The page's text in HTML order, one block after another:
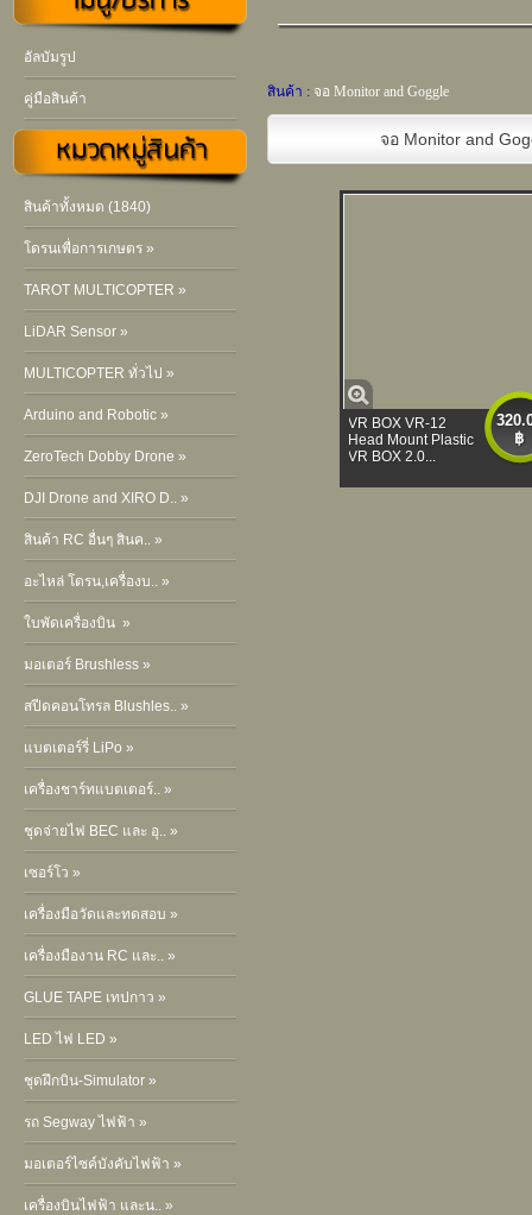
อัลบัมรูป
คู่มือสินค้า
สินค้าทั้งหมด (1840)
โดรนเพื่อการเกษตร »
TAROT MULTICOPTER »
LiDAR Sensor »
MULTICOPTER ทั่วไป »
Arduino and Robotic »
ZeroTech Dobby Drone »
DJI Drone and XIRO D.. »
สินค้า RC อื่นๆ สินค.. »
อะไหล่ โดรน,เครื่องบ.. »
ใบพัดเครื่องบิน »
มอเตอร์ Brushless »
สปีดคอนโทรล Blushles.. »
แบตเตอร์รี่ LiPo »
เครื่องชาร์ทแบตเตอร์.. »
ชุดจ่ายไฟ BEC และ อุ.. »
เซอร์โว »
เครื่องมือวัดและทดสอบ »
เครื่องมืองาน RC และ.. »
GLUE TAPE เทปกาว »
LED ไฟ LED »
ชุดฝึกบิน-Simulator »
รถ Segway ไฟฟ้า »
มอเตอร์ไซค์บังคับไฟฟ้า »
เครื่องบินไฟฟ้า และน.. »
สินค้า : จอ Monitor and Goggle
จอ Monitor and
฿
VR BOX VR-12
Head Mount Plastic
VR BOX 2.0...